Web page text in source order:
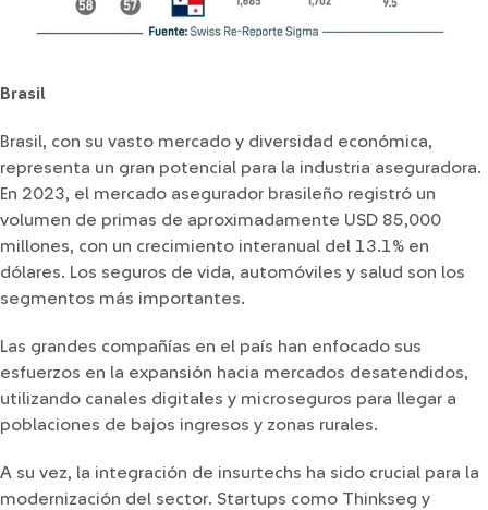
Brasil
Brasil, con su vasto mercado y diversidad económica,
representa un gran potencial para la industria aseguradora.
En 2023, el mercado asegurador brasileño registró un
volumen de primas de aproximadamente USD 85,000
millones, con un crecimiento interanual del 13.1% en
dólares. Los seguros de vida, automóviles y salud son los
segmentos más importantes.
Las grandes compañías en el país han enfocado sus
esfuerzos en la expansión hacia mercados desatendidos,
utilizando canales digitales y microseguros para llegar a
poblaciones de bajos ingresos y zonas rurales.
A su vez, la integración de insurtechs ha sido crucial para la
modernización del sector. Startups como Thinkseg y